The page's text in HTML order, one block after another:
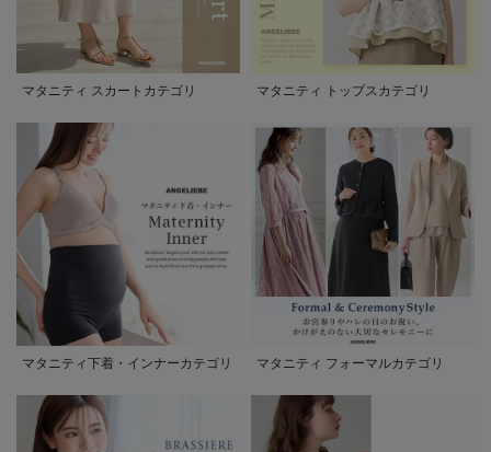
マタニティ スカートカテゴリ マタニティ トップスカテゴリ
マタニティ下着・インナーカテゴリ マタニティ フォーマルカテゴリ